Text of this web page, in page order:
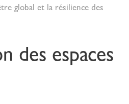
global et la résilience des
des espaces